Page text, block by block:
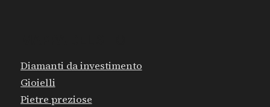
Diamanti da investimento
Gioielli
Pietre preziose